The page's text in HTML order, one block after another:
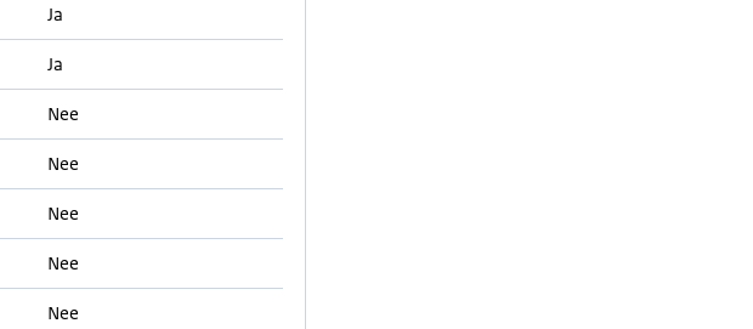
Ja
Ja
Nee
Nee
Nee
Nee
Nee